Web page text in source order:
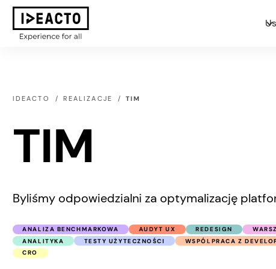
IDEACTO REALIZACJE TIM
TIM
Byliśmy odpowiedzialni za optymalizację
ANALIZA BENCHMARKOWA AUDYT UX REDESIGN
ANALITYKA
TESTY UŻYTECZNOŚCI
WSPÓLPRACA Z
CRO